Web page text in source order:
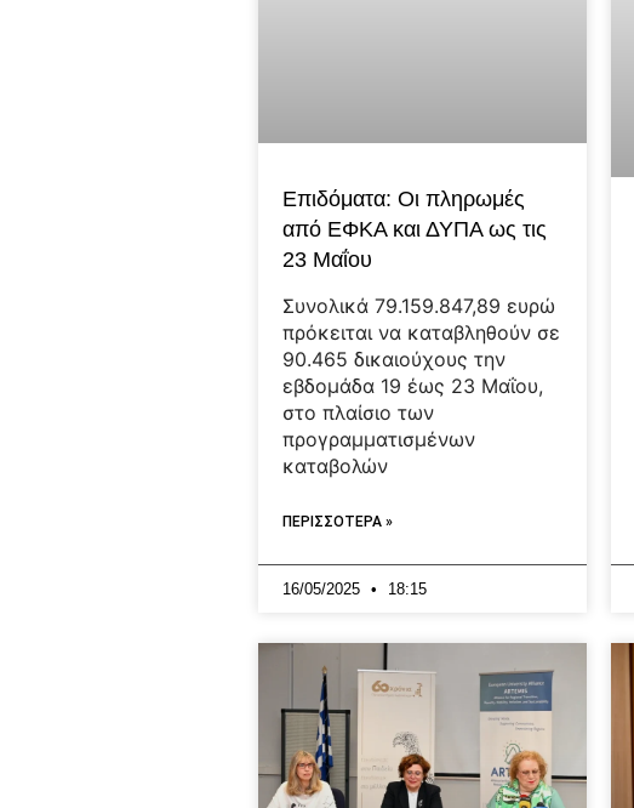
Επιδόματα: Οι πληρωμές
από ΕΦΚΑ και ΔΥΠΑ ως τις
23 Μαΐου
Συνολικά 79.159.847,89 ευρώ
πρόκειται να καταβληθούν σε
90.465 δικαιούχους την
εβδομάδα 19 έως 23 Μαΐου,
στο πλαίσιο των
προγραμματισμένων
καταβολών
ΠΕΡΙΣΣΟΤΕΡΑ »
16/05/2025 18:15